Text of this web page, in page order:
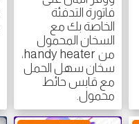
فاتورة التدفئة
الخاصة بك مع
السخان المحمول
من handy heater،
سخان سهل الحمل
مع قابس حائط
محمول.